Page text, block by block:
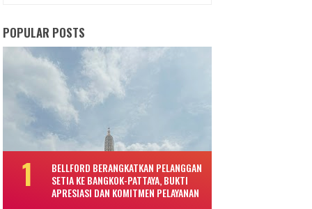
POPULAR POSTS
BELLFORD BERANGKATKAN PELANGGAN
SETIA KE BANGKOK-PATTAYA, BUKTI
APRESIASI DAN KOMITMEN PELAYANAN